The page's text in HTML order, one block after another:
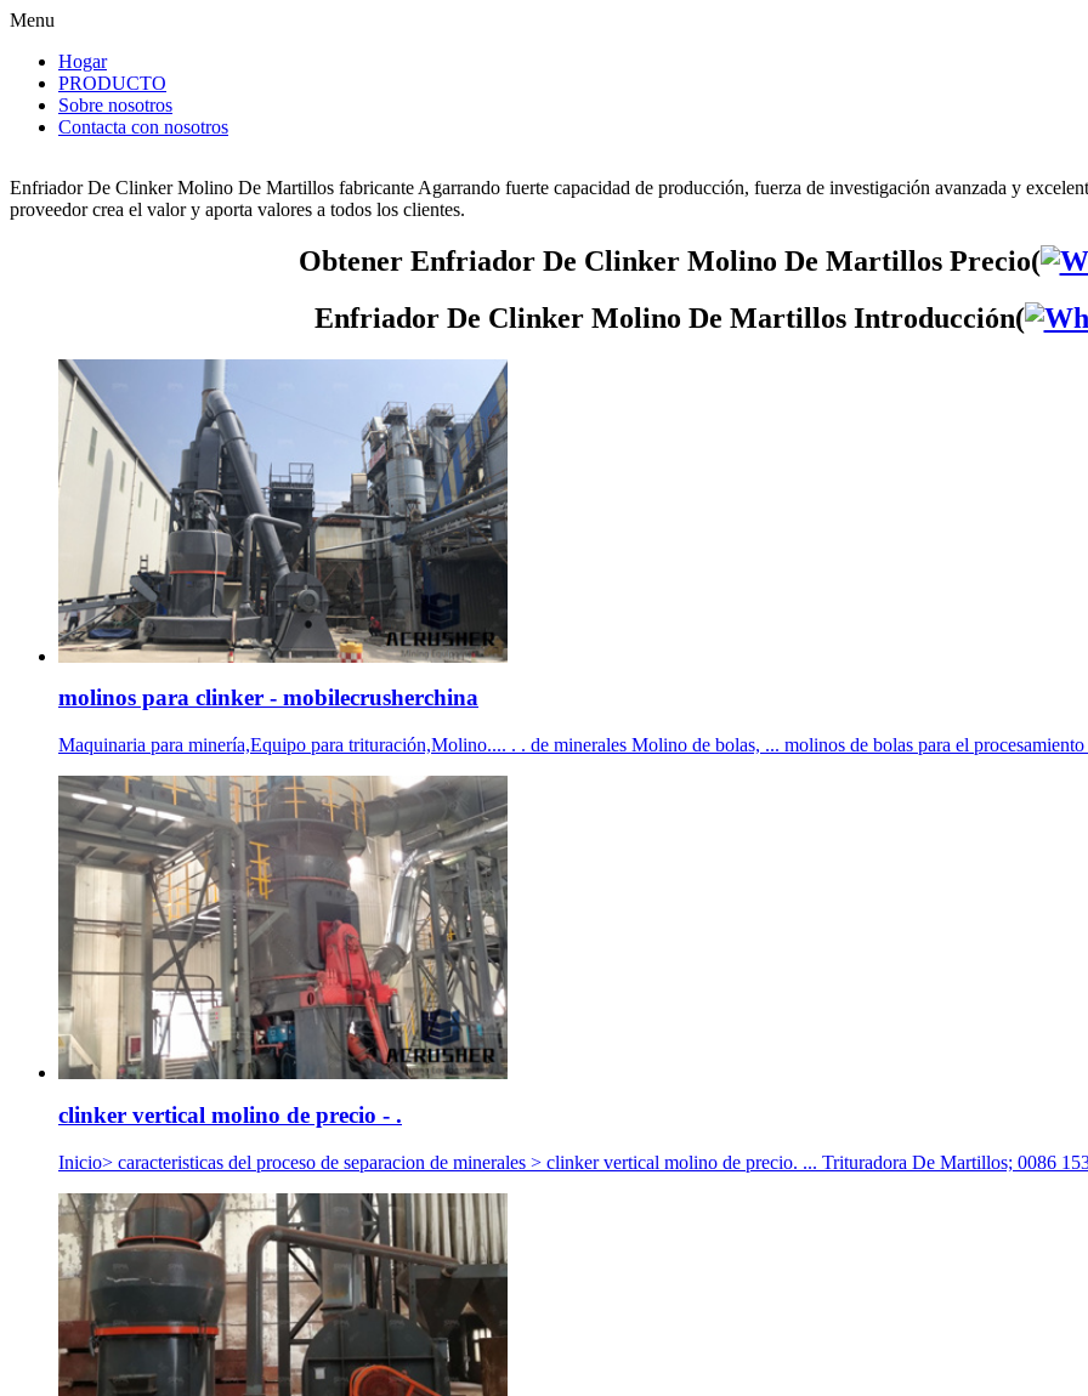
Menu
Hogar
PRODUCTO
Sobre nosotros
Contacta con nosotros
Enfriador De Clinker Molino De Martillos fabricante Agarrando fuerte capacidad de producción, fuerza de investigación avanzada y
proveedor crea el valor y aporta valores a todos los clientes.
Obtener Enfriador De Clinker Molino De Martillos Precio(
Enfriador De Clinker Molino De Martillos Introducción(
molinos para clinker - mobilecrusherchina
Maquinaria para minería,Equipo para trituración,Molino.... . . de minerales Molino de bolas, ... molinos de bolas para el
clinker vertical molino de precio - .
Inicio> caracteristicas del proceso de separacion de minerales > clinker vertical molino de precio. ... Trituradora De Martillos; 0086